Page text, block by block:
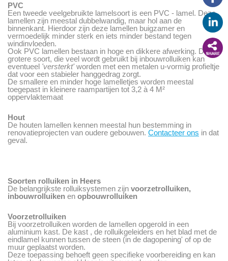
PVC
Een tweede veelgebruikte lamelsoort is een PVC - lamel. Deze
lamellen zijn meestal dubbelwandig, maar hol aan de
binnenkant. Hierdoor zijn deze lamellen buigzamer en
vermoedelijk minder sterk en iets minder bestand tegen
windinvloeden.
Ook PVC lamellen bestaan in hoge en dikkere afwerking. Deze
grotere soort, die veel wordt gebruikt bij inbouwrolluiken kan
eventueel 'versterkt' worden met een metalen u-vormig profieltje
dat voor een stabieler hanggedrag zorgt.
De smallere en minder hoge lamelletjes worden meestal
toegepast in kleinere raampartijen tot 3,2 à 4 M²
oppervlaktemaat
Hout
De houten lamellen kennen meestal hun bestemming in
renovatieprojecten van oudere gebouwen. Contacteer ons in dat
geval.
Soorten rolluiken in Heers
De belangrijkste rolluiksystemen zijn voorzetrolluiken,
inbouwrolluiken en opbouwrolluiken
Voorzetrolluiken
Bij voorzetrolluiken worden de lamellen opgerold in een
aluminium kast. De kast , de rolluikgeleiders en het blad met de
eindlamel kunnen tussen de steen (in de dagopening' of op de
muur geplaatst worden.
Deze toepassing behoeft geen specifieke voorbereiding en kan